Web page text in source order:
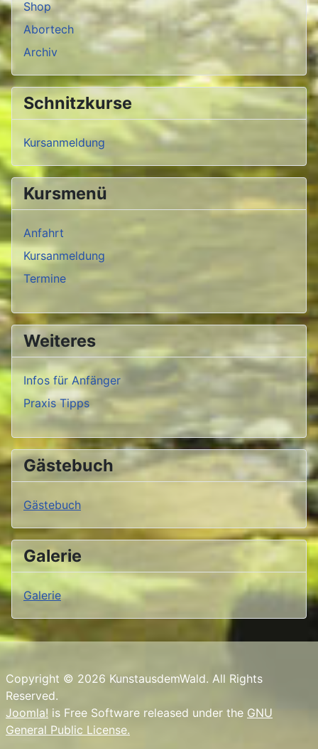
Shop
Abortech
Archiv
Schnitzkurse
Kursanmeldung
Kursmenü
Anfahrt
Kursanmeldung
Termine
Weiteres
Infos für Anfänger
Praxis Tipps
Gästebuch
Gästebuch
Galerie
Galerie
Copyright © 2026 KunstausdemWald. All Rights
Reserved.
Joomla! is Free Software released under the GNU
General Public License.